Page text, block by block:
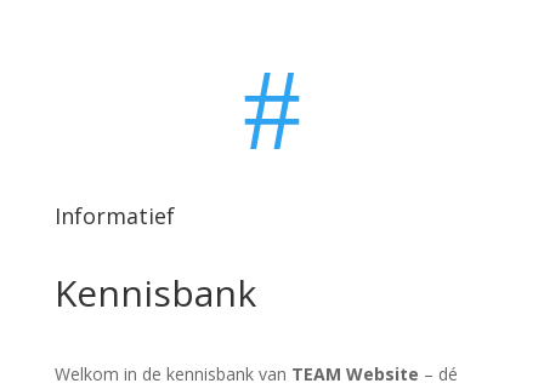
#
Informatief
Kennisbank
Welkom in de kennisbank van TEAM Website – dé